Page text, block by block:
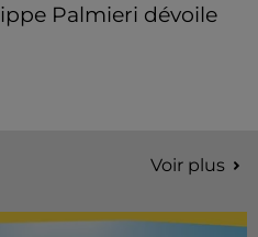
Palmieri dévoile
Voir plus